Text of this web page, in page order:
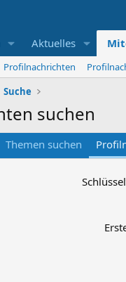
Aktuelles
Profilnachrichten
Suche
suchen
Themen suchen